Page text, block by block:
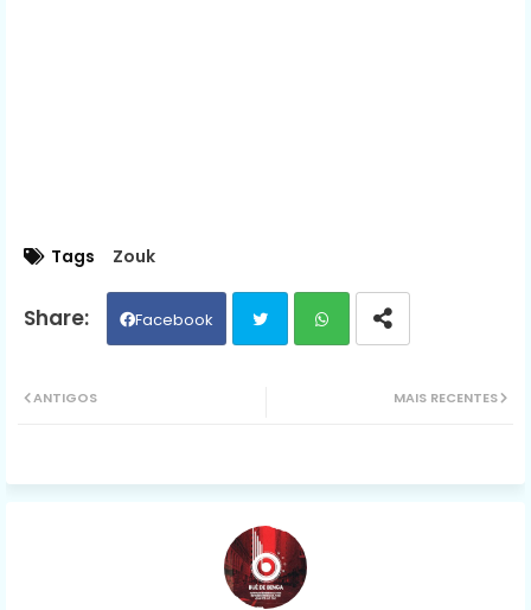
Tags Zouk
Facebook
ap
MAIS RECENTES
ANTIGOS